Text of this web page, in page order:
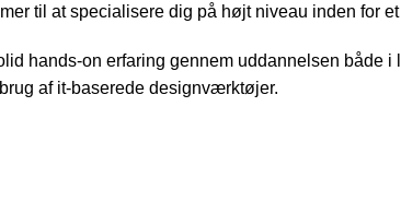
til at specialisere dig på højt niveau inden for
hands-on erfaring gennem uddannelsen både i
af it-baserede designværktøjer.